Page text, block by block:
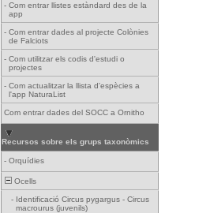
- Com entrar llistes estàndard des de la
app
- Com entrar dades al projecte Colònies
de Falciots
- Com utilitzar els codis d'estudi o
projectes
- Com actualitzar la llista d'espècies a
l'app NaturaList
Com entrar dades del SOCC a Ornitho
Recursos sobre els grups taxonòmics
- Orquídies
Ocells
- Identificació Circus pygargus - Circus
macrourus (juvenils)